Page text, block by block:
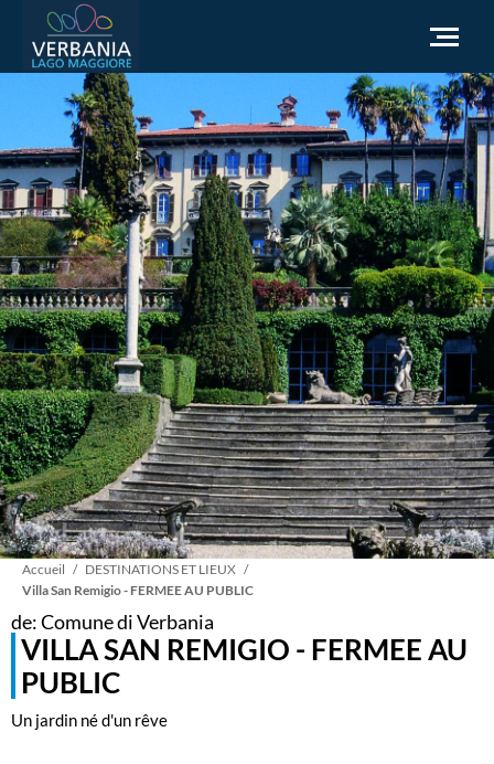
FR
Comment se rendre
Office du tourisme
Météo
Besoin d'aide?
Accédez au site officiel
Fil
d'Ariane
Accueil
DESTINATIONS ET LIEUX
Villa San Remigio - FERMEE AU PUBLIC
de: Comune di Verbania
VILLA SAN REMIGIO - FERMEE AU
PUBLIC
Un jardin né d'un rêve